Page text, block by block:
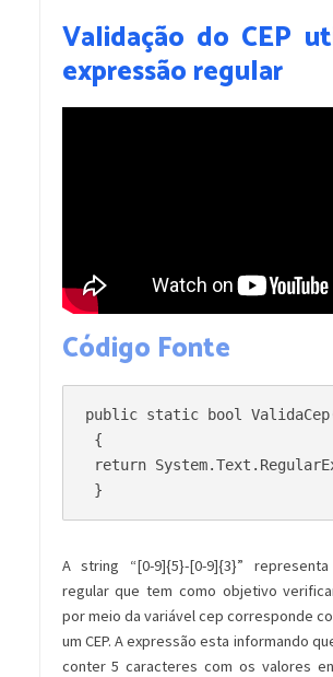
Validação do CEP
expressão regular
Código Fonte
public static bool
{
return
A string “[0-9]{5}-[0-9]{3}”
regular que tem como objetivo
por meio da variável cep corresponde
um CEP. A expressão esta informando
conter 5 caracteres com os valores